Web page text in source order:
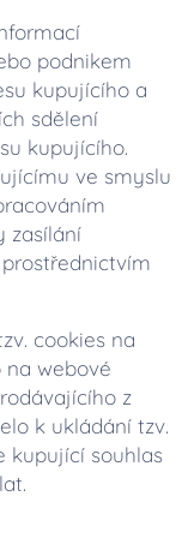
podnikem
kupujícího a
sdělení
kupujícího.
ve smyslu
zasílání
cookies na
na webové
z
k ukládání tzv.
kupující souhlas